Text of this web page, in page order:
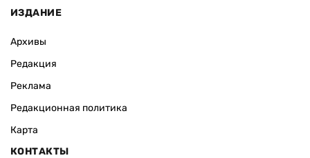
ИЗДАНИЕ
Архивы
Редакция
Реклама
Редакционная политика
Карта
КОНТАКТЫ